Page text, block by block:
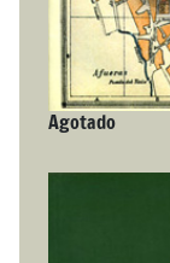
Agotado